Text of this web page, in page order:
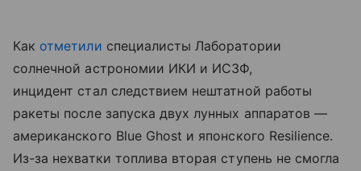
Как отметили специалисты Лаборатории
солнечной астрономии ИКИ и ИСЗФ,
инцидент стал следствием нештатной работы
ракеты после запуска двух лунных аппаратов —
американского Blue Ghost и японского Resilience.
Из-за нехватки топлива вторая ступень не смогла